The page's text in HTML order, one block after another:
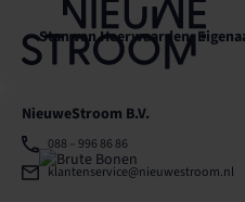
Stan van Heerwaarden,
NieuweStroom B.V.
088 – 996 86 86
klantenservice@nieuwestroom.nl